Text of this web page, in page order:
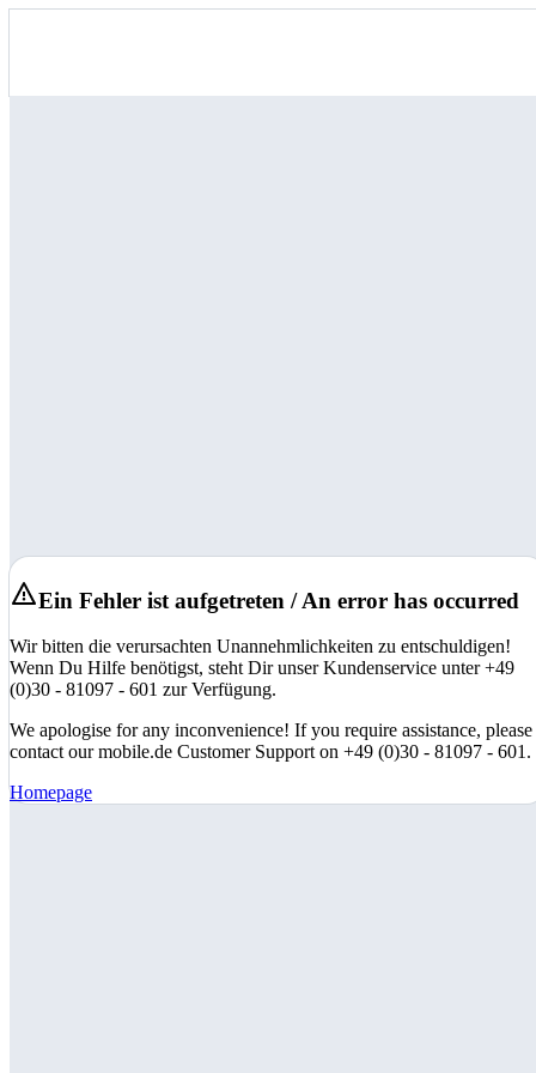
Ein Fehler ist aufgetreten / An error has occurred
Wir bitten die verursachten Unannehmlichkeiten zu entschuldigen!
Wenn Du Hilfe benötigst, steht Dir unser Kundenservice unter +49
(0)30 - 81097 - 601 zur Verfügung.
We apologise for any inconvenience! If you require assistance, please
contact our mobile.de Customer Support on +49 (0)30 - 81097 - 601.
Homepage